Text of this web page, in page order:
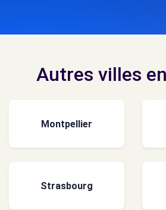
Autres villes
Montpellier
Strasbourg